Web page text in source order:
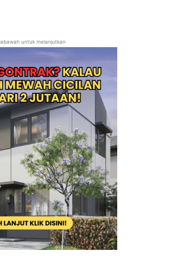
untuk melanjutkan